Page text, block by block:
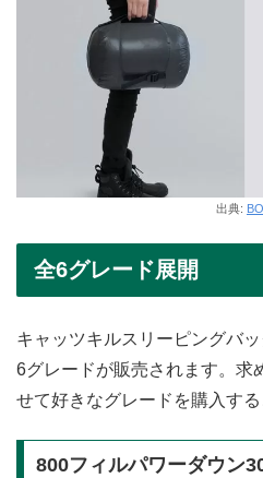
出典:
全6グレード展開
キャッツキルスリーピングバ
6グレードが販売されます。求
せて好きなグレードを購入する
800フィルパワーダウン